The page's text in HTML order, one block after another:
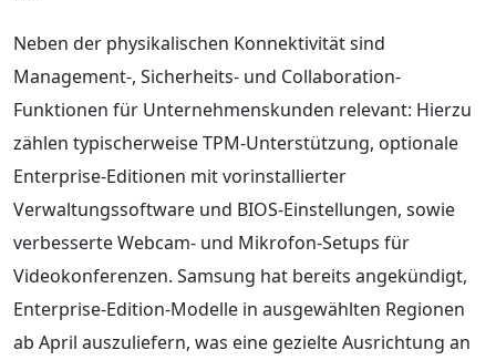
Neben der physikalischen Konnektivität sind
Management-, Sicherheits- und Collaboration-
Funktionen für Unternehmenskunden relevant: Hierzu
zählen typischerweise TPM-Unterstützung, optionale
Enterprise-Editionen mit vorinstallierter
Verwaltungssoftware und BIOS-Einstellungen, sowie
verbesserte Webcam- und Mikrofon-Setups für
Videokonferenzen. Samsung hat bereits angekündigt,
Enterprise-Edition-Modelle in ausgewählten Regionen
ab April auszuliefern, was eine gezielte Ausrichtung an